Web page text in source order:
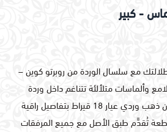
- كبير
مع سلسال الوردة من روبرتو كوين –
وألماسات متلألئة تتناغم داخل وردة
ناعمة. السلسال مصنوع من ذهب وردي عيار 18 قيراط بتفاصيل راقية
تُقدَّم طبق الأصل مع جميع المرفقات